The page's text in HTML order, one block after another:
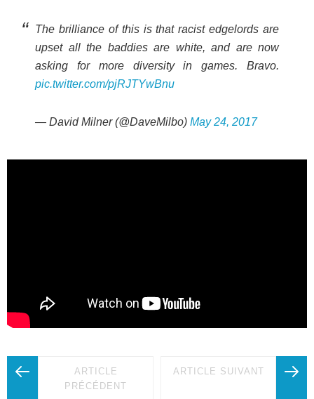
The brilliance of this is that racist edgelords are
upset all the baddies are white, and are now
asking for more diversity in games. Bravo.
pic.twitter.com/pjRJTYwBnu
— David Milner (@DaveMilbo) May 24, 2017
ARTICLE
PRÉCÉDENT
ARTICLE SUIVANT